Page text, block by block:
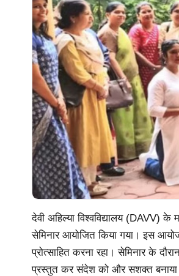
देवी अहिल्या विश्वविद्यालय (DAVV) के
सेमिनार आयोजित किया गया। इस
प्रोत्साहित करना रहा। सेमिनार के
प्रस्तुत कर संदेश को और सशक्त